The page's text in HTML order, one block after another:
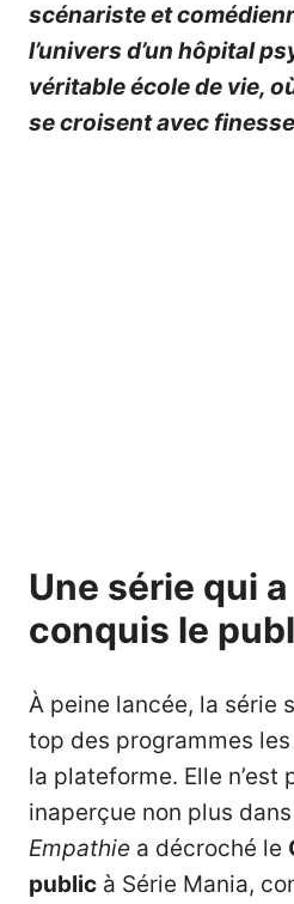
scénariste et
l’univers d’un hôpital
véritable école de vie,
se croisent avec
Une série qui
conquis le
À peine lancée, la série
top des programmes
la plateforme. Elle n’est
inaperçue non plus
Empathie a décroché le
public à Série Mania,